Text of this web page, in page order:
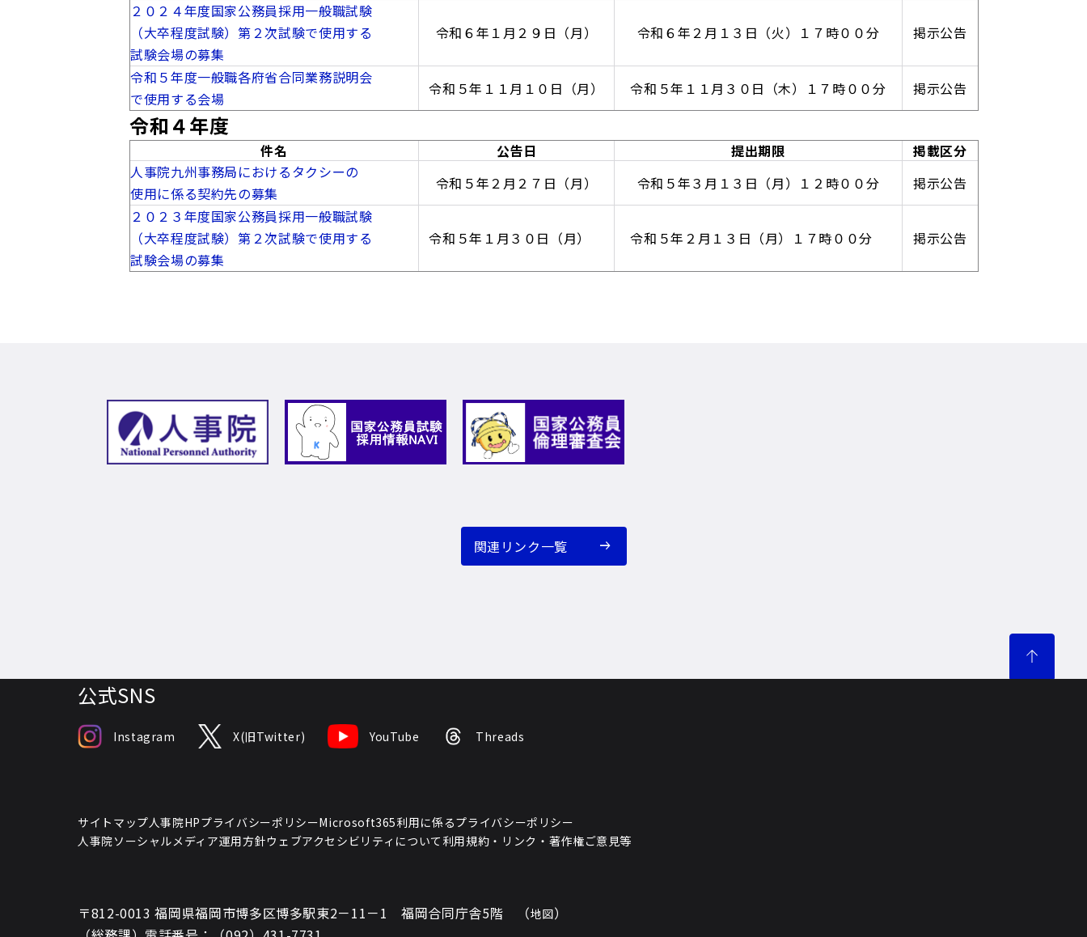
２０２４年度国家公務員採用一般職試験
（大卒程度試験）第２次試験で使用する
試験会場の募集
令和６年１月２９日（月） 令和６年２月１３日（火）１７時００分 掲示公告
令和５年度一般職各府省合同業務説明会
で使用する会場
令和５年１１月１０日（月） 令和５年１１月３０日（木）１７時００分 掲示公告
令和４年度
件名 公告日 提出期限
掲載区分
人事院九州事務局におけるタクシーの
使用に係る契約先の募集
令和５年２月２７日（月） 令和５年３月１３日（月）１２時００分
掲示公告
２０２３年度国家公務員採用一般職試験
（大卒程度試験）第２次試験で使用する
試験会場の募集
令和５年１月３０日（月） 令和５年２月１３日（月）１７時００分 掲示公告
関連リンク一覧
公式SNS
Instagram X(旧Twitter) YouTube Threads
サイトマップ人事院HPプライバシーポリシーMicrosoft365利用に係るプライバシーポリシー
人事院ソーシャルメディア運用方針ウェブアクセシビリティについて 利用規約・リンク・著作権ご意見等
〒812-0013 福岡県福岡市博多区博多駅東2－11－1 福岡合同庁舎5階 （地図）